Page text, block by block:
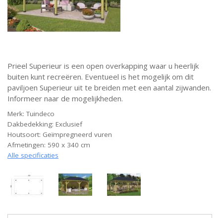
Prieel Superieur is een open overkapping waar u heerlijk
buiten kunt recreëren. Eventueel is het mogelijk om dit
paviljoen Superieur uit te breiden met een aantal zijwanden.
Informeer naar de mogelijkheden.
Merk: Tuindeco
Dakbedekking: Exclusief
Houtsoort: Geïmpregneerd vuren
Afmetingen: 590 x 340 cm
Alle specificaties